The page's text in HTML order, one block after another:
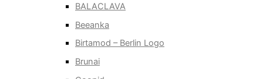
BALACLAVA
Beeanka
Birtamod – Berlin Logo
Brunai